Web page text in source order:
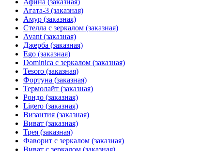
Афина (заказная)
Агата-3 (заказная)
Амур (заказная)
Стелла с зеркалом (заказная)
Avant (заказная)
Джерба (заказная)
Ego (заказная)
Dominica с зеркалом (заказная)
Tesoro (заказная)
Фортуна (заказная)
Термолайт (заказная)
Рондо (заказная)
Ligero (заказная)
Византия (заказная)
Виват (заказная)
Трея (заказная)
Фаворит с зеркалом (заказная)
Виват с зеркалом (заказная)